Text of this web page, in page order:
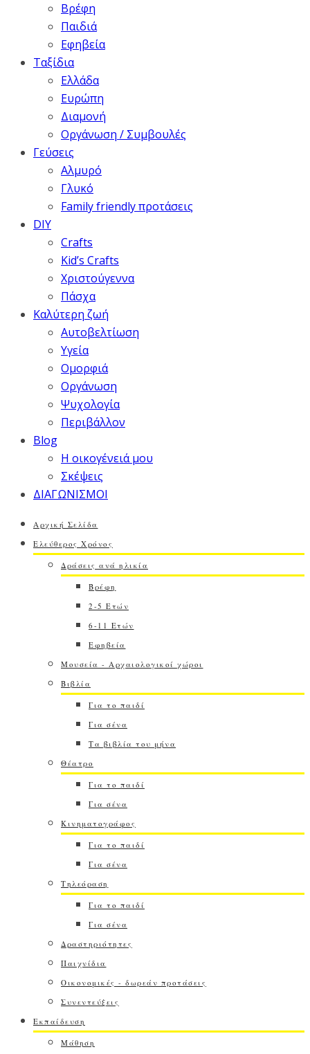
Βρέφη
Παιδιά
Εφηβεία
Ταξίδια
Ελλάδα
Ευρώπη
Διαμονή
Οργάνωση / Συμβουλές
Γεύσεις
Αλμυρό
Γλυκό
Family friendly προτάσεις
DIY
Crafts
Kid’s Crafts
Χριστούγεννα
Πάσχα
Καλύτερη ζωή
Αυτοβελτίωση
Υγεία
Ομορφιά
Οργάνωση
Ψυχολογία
Περιβάλλον
Blog
Η οικογένειά μου
Σκέψεις
ΔΙΑΓΩΝΙΣΜΟΙ
Αρχική Σελίδα
Ελεύθερος Χρόνος
Δράσεις ανά ηλικία
Βρέφη
2-5 Ετών
6-11 Ετών
Εφηβεία
Μουσεία - Αρχαιολογικοί χώροι
Βιβλία
Για το παιδί
Για σένα
Τα βιβλία του μήνα
Θέατρο
Για το παιδί
Για σένα
Κινηματογράφος
Για το παιδί
Για σένα
Τηλεόραση
Για το παιδί
Για σένα
Δραστηριότητες
Παιχνίδια
Οικονομικές - δωρεάν προτάσεις
Συνεντεύξεις
Εκπαίδευση
Μάθηση